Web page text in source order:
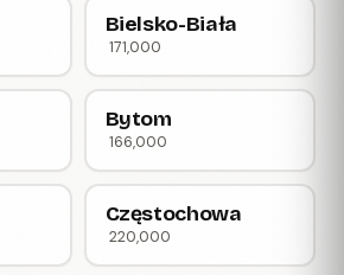
Bielsko-Biała
171,000
Bytom
166,000
Częstochowa
220,000